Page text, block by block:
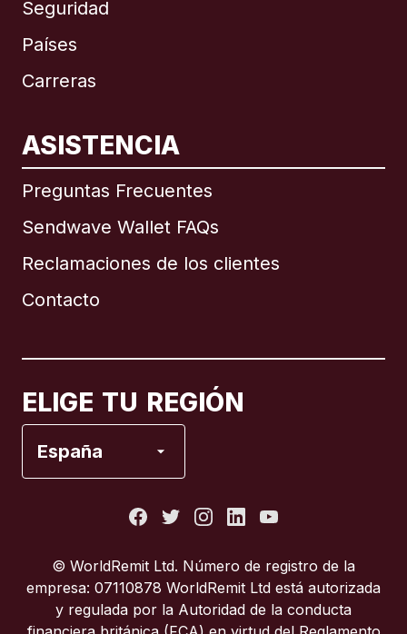
Seguridad
Países
Carreras
ASISTENCIA
Preguntas Frecuentes
Sendwave Wallet FAQs
Reclamaciones de los clientes
Contacto
ELIGE TU REGIÓN
España
Internacional English
Brasil
Italia
© WorldRemit Ltd. Número de registro de la
empresa: 07110878 WorldRemit Ltd está autorizada
y regulada por la Autoridad de la conducta